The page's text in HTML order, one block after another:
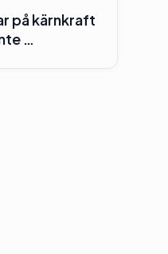
på kärnkraft
…